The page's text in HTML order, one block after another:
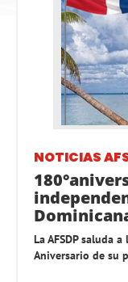
NOTICIAS
La AFSDP saluda
Aniversario de su